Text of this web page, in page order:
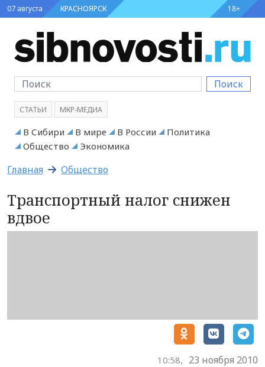
07 августа КРАСНОЯРСК 18+
Поиск
СТАТЬИ МКР-МЕДИА
В Сибири В мире В России
Политика
Общество
Экономика
Главная Общество
Транспортный налог снижен
вдвое
10:58, 23 ноября 2010